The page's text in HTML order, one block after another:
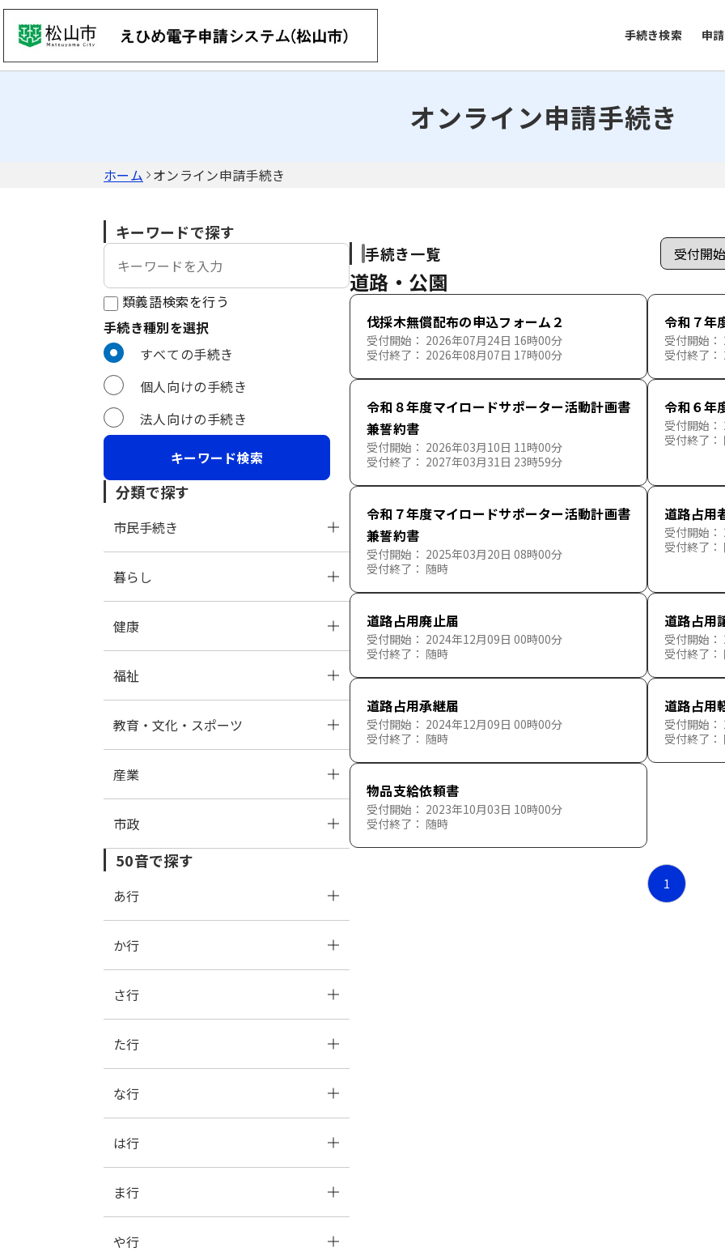
手続き検索 申
オンライン申請手続き
ホーム オンライン申請手続き
キーワードで探す
類義語検索を行う
手続き種別を選択
利用者選択すべての手続き
個人向けの手続き
法人向けの手続き
分類で探す
市民手続き
戸籍・住民票・印鑑登録
保険・年金
税金
暮らし
生活環境・廃棄物
上下水道・水資源
住宅・建物・土地
道路・公園
消防・救急・防災
ペット・動物
その他
健康
保健所
保健・健康
福祉
高齢者福祉
社会福祉
介護保険
児童福祉
幼児教育・保育
生活福祉
教育・文化・スポーツ
教育
文化
スポーツ
施設
表彰・後援
産業
農林業
商工業
市政
情報公開・広報・広聴
入札・契約・資格
法定外公共物・行政財産
50音で探す
あ行
あ
か行
か
さ行
さ
た行
た
な行
な
は行
は
ま行
ま
や行
手続き一覧
道路・公園
伐採木無償配布の申込フォーム２
受付開始： 2026年07月24日 16時00分
受付終了： 2026年08月07日 17時00分
令和７年
受付開始
受付終了
令和８年度マイロードサポーター活動計画書
兼誓約書
受付開始： 2026年03月10日 11時00分
受付終了： 2027年03月31日 23時59分
令和６年
受付開始
受付終了：
令和７年度マイロードサポーター活動計画書
兼誓約書
受付開始： 2025年03月20日 08時00分
受付終了： 随時
道路占用
受付開始
受付終了：
道路占用廃止届
受付開始： 2024年12月09日 00時00分
受付終了： 随時
道路占用
受付開始
受付終了：
道路占用承継届
受付開始： 2024年12月09日 00時00分
受付終了： 随時
道路占用
受付開始
受付終了：
物品支給依頼書
受付開始： 2023年10月03日 10時00分
受付終了： 随時
1